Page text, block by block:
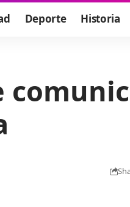
Deporte Historia